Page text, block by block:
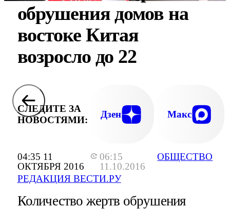
04:35 11
ОКТЯБРЯ 2016
06:15
11.10.2016
РЕДАКЦИЯ ВЕСТИ.РУ
ОБЩЕСТВО
обрушения домов на
востоке Китая
возросло до 22
СЛЕДИТЕ ЗА
НОВОСТЯМИ:
Дзен Макс
Количество жертв обрушения